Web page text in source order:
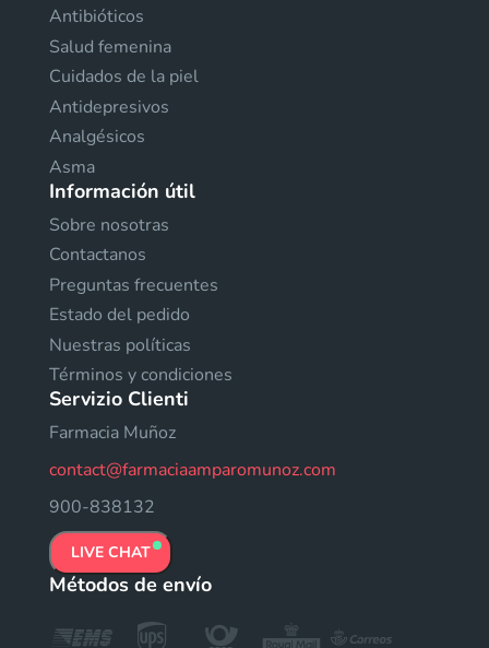
Antibióticos
Salud femenina
Cuidados de la piel
Antidepresivos
Analgésicos
Asma
Información útil
Sobre nosotras
Contactanos
Preguntas frecuentes
Estado del pedido
Nuestras políticas
Términos y condiciones
Servizio Clienti
Farmacia Muñoz
contact@farmaciaamparomunoz.com
900-838132
LIVE CHAT
Métodos de envío